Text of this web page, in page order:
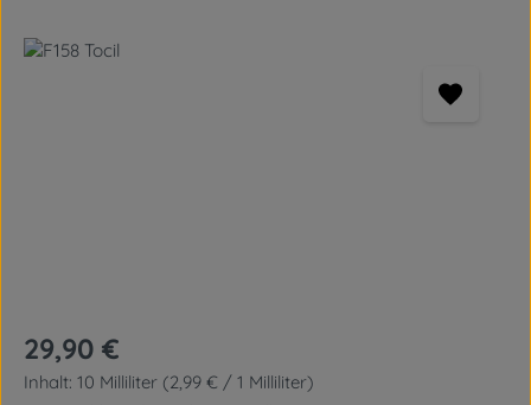
Bildergalerie überspringen
Regulärer Preis:
29,90 €
Inhalt: 10 Milliliter (2,99 € / 1 Milliliter)